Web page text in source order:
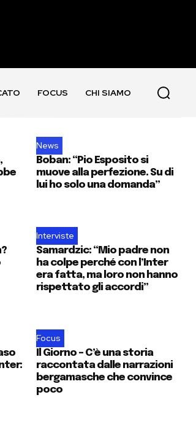
FOCUS CHI SIAMO
News
Boban: “Pio Esposito si
muove alla perfezione. Su di
lui ho solo una domanda”
Interviste
Samardzic: “Mio padre non
ha colpe perché con l’Inter
era fatta, ma loro non hanno
rispettato gli accordi”
Focus
Il Giorno – C’è una storia
raccontata dalle narrazioni
bergamasche che convince
poco